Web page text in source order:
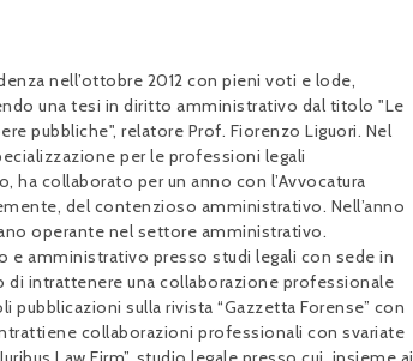
nell’ottobre 2012 con pieni voti e lode,
una tesi in diritto amministrativo dal titolo "Le
pubbliche", relatore Prof. Fiorenzo Liguori. Nel
per le professioni legali
ha collaborato per un anno con l’Avvocatura
del contenzioso amministrativo. Nell’anno
operante nel settore amministrativo.
amministrativo presso studi legali con sede in
di intrattenere una collaborazione professionale
sulla rivista “Gazzetta Forense” con
collaborazioni professionali con svariate